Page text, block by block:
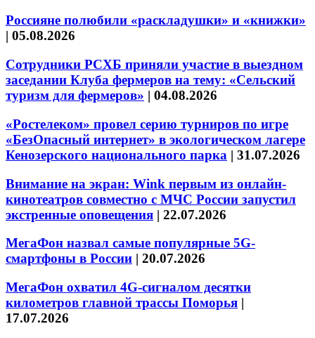
Россияне полюбили «раскладушки» и «книжки»
| 05.08.2026
Сотрудники РСХБ приняли участие в выездном
заседании Клуба фермеров на тему: «Сельский
туризм для фермеров» | 04.08.2026
«Ростелеком» провел серию турниров по игре
«БезОпасный интернет» в экологическом лагере
Кенозерского национального парка | 31.07.2026
Внимание на экран: Wink первым из онлайн-
кинотеатров совместно с МЧС России запустил
экстренные оповещения | 22.07.2026
МегаФон назвал самые популярные 5G-
смартфоны в России | 20.07.2026
МегаФон охватил 4G-сигналом десятки
километров главной трассы Поморья |
17.07.2026